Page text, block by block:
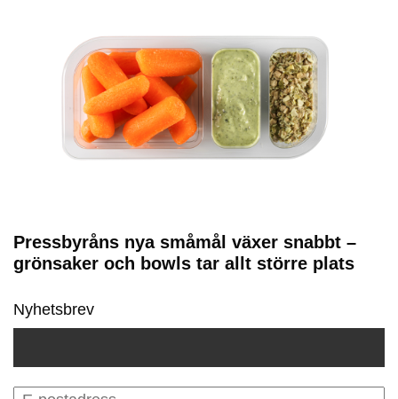
Pressbyråns nya småmål växer snabbt –
grönsaker och bowls tar allt större plats
Nyhetsbrev